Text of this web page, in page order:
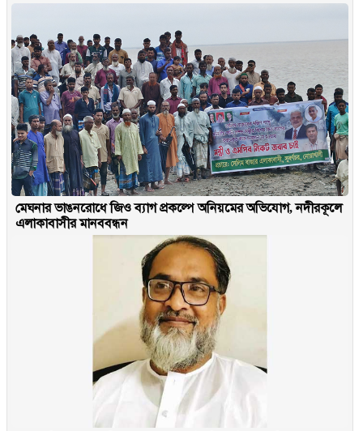
মেঘনার ভাঙনরোধে জিও ব্যাগ প্রকল্পে অনিয়মের অভিযোগ, নদীরকূলে
এলাকাবাসীর মানববন্ধন